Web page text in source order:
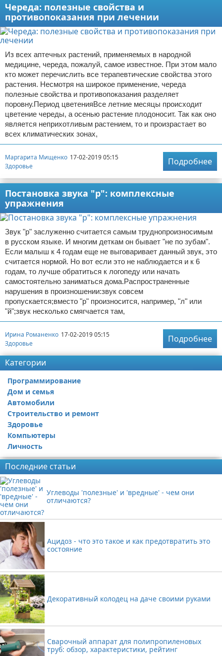
Череда: полезные свойства и
противопоказания при лечении
Из всех аптечных растений, применяемых в народной
медицине, череда, пожалуй, самое известное. При этом мало
кто может перечислить все терапевтические свойства этого
растения. Несмотря на широкое применение, череда
полезные свойства и противопоказания разделяет
поровну.Период цветенияВсе летние месяцы происходит
цветение череды, а осенью растение плодоносит. Так как оно
является неприхотливым растением, то и произрастает во
всех климатических зонах,
Маргарита Мищенко 17-02-2019 05:15
Здоровье
Подробнее
Постановка звука "р": комплексные
упражнения
Звук "р" заслуженно считается самым труднопроизносимым
в русском языке. И многим деткам он бывает "не по зубам".
Если малыш к 4 годам еще не выговаривает данный звук, это
считается нормой. Но вот если это не наблюдается и к 6
годам, то лучше обратиться к логопеду или начать
самостоятельно заниматься дома.Распространенные
нарушения в произношении:звук совсем
пропускается;вместо "р" произносится, например, "л" или
"й";звук несколько смягчается там,
Ирина Романенко 17-02-2019 05:15
Здоровье
Подробнее
Категории
Программирование
Дом и семья
Автомобили
Строительство и ремонт
Здоровье
Компьютеры
Личность
Последние статьи
Углеводы 'полезные' и 'вредные' - чем они
отличаются?
Ацидоз - что это такое и как предотвратить это
состояние
Декоративный колодец на даче своими руками
Сварочный аппарат для полипропиленовых
труб: обзор, характеристики, рейтинг